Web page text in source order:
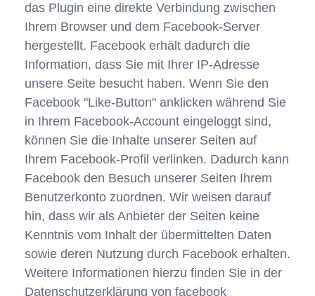
das Plugin eine direkte Verbindung zwischen
Ihrem Browser und dem Facebook-Server
hergestellt. Facebook erhält dadurch die
Information, dass Sie mit Ihrer IP-Adresse
unsere Seite besucht haben. Wenn Sie den
Facebook "Like-Button" anklicken während Sie
in Ihrem Facebook-Account eingeloggt sind,
können Sie die Inhalte unserer Seiten auf
Ihrem Facebook-Profil verlinken. Dadurch kann
Facebook den Besuch unserer Seiten Ihrem
Benutzerkonto zuordnen. Wir weisen darauf
hin, dass wir als Anbieter der Seiten keine
Kenntnis vom Inhalt der übermittelten Daten
sowie deren Nutzung durch Facebook erhalten.
Weitere Informationen hierzu finden Sie in der
Datenschutzerklärung von facebook